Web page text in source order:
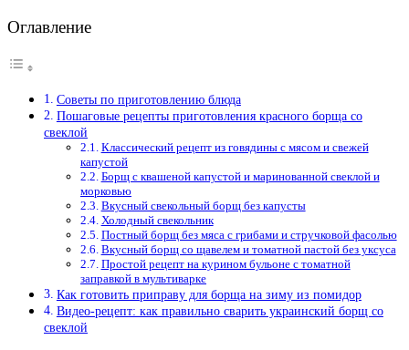
Оглавление
Советы по приготовлению блюда
Пошаговые рецепты приготовления красного борща со
свеклой
Классический рецепт из говядины с мясом и свежей
капустой
Борщ с квашеной капустой и маринованной свеклой и
морковью
Вкусный свекольный борщ без капусты
Холодный свекольник
Постный борщ без мяса с грибами и стручковой фасолью
Вкусный борщ со щавелем и томатной пастой без уксуса
Простой рецепт на курином бульоне с томатной
заправкой в мультиварке
Как готовить приправу для борща на зиму из помидор
Видео-рецепт: как правильно сварить украинский борщ со
свеклой